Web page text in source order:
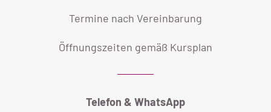
Termine nach Vereinbarung
Öffnungszeiten gemäß Kursplan
Telefon & WhatsApp